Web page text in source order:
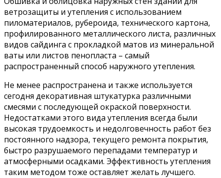
ветрозащиты и утепления с использованием
пиломатериалов, рубероида, технического картона,
профилированного металлического листа, различных
видов сайдинга с прокладкой матов из минеральной
ваты или листов пенопласта – самый
распространенный способ наружного утепления.
Не менее распространена и также используется
сегодня декоративная штукатурка различными
смесями с последующей окраской поверхности.
Недостатками этого вида утепления всегда были
высокая трудоемкость и недолговечность работ без
постоянного надзора, текущего ремонта покрытия,
быстро разрушаемого перепадами температур и
атмосферными осадками. Эффективность утепления
таким методом тоже оставляет желать лучшего.